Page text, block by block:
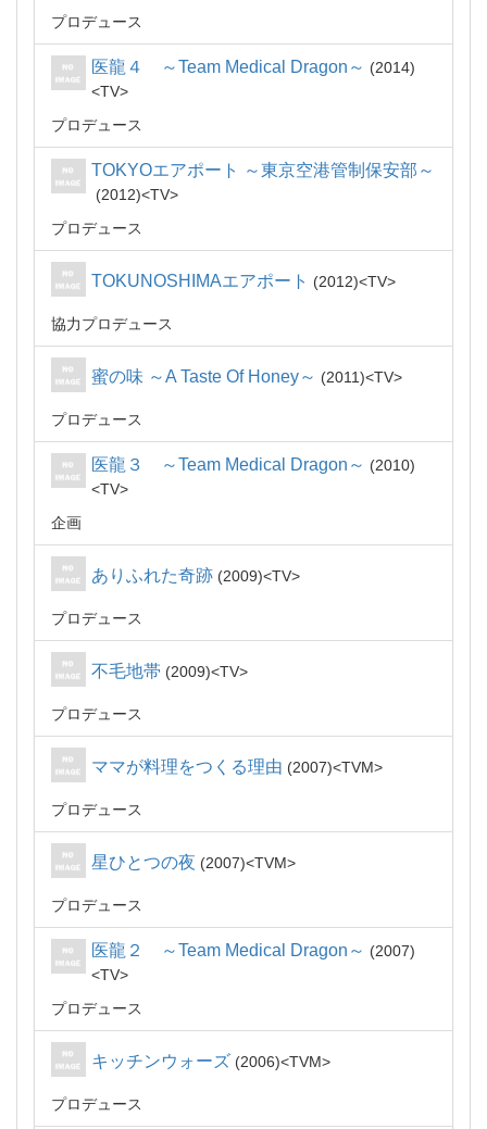
プロデュース
医龍４ ～Team Medical Dragon～
2014
TV
プロデュース
TOKYOエアポート ～東京空港管制保安部～
2012
TV
プロデュース
TOKUNOSHIMAエアポート 2012 TV
協力プロデュース
蜜の味 ～A Taste Of Honey～ 2011 TV
プロデュース
医龍３ ～Team Medical Dragon～
2010
TV
企画
ありふれた奇跡 2009 TV
プロデュース
不毛地帯 2009 TV
プロデュース
ママが料理をつくる理由 2007 TVM
プロデュース
星ひとつの夜 2007 TVM
プロデュース
医龍２ ～Team Medical Dragon～
2007
TV
プロデュース
キッチンウォーズ 2006 TVM
プロデュース